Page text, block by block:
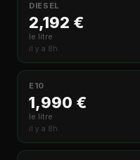
DIESEL
2,192 €
le litre
il y a 8h
E10
1,990 €
le litre
il y a 8h